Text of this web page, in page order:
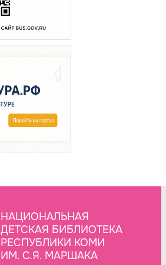
НАЦИОНАЛЬНАЯ
ДЕТСКАЯ БИБЛИОТЕКА
РЕСПУБЛИКИ КОМИ
ИМ. С.Я. МАРШАКА